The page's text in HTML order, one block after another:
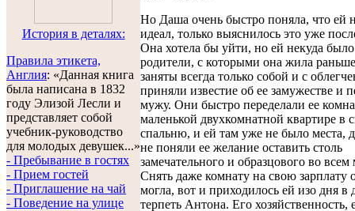
История в деталях:
Правила этикета,
Англия: «Данная книга
была написана в 1832
году Элизой Лесли и
представляет собой
учебник-руководство
для молодых девушек...»
- Пребывание в гостях
- Прием гостей
- Приглашение на чай
- Поведение на улице
Но Даша очень быстро поняла, что ей
идеал, только выяснилось это уже
Она хотела бы уйти, но ей некуда было
родители, с которыми она жила
заняты всегда только собой и с
приняли известие об ее замужестве и
мужу. Они быстро переделали ее
маленькой двухкомнатной квартире в
спальню, и ей там уже не было места,
не поняли ее желание оставить столь
замечательного и образцового во
Снять даже комнату на свою зарплату
могла, вот и приходилось ей изо дня в
терпеть Антона. Его хозяйственность,